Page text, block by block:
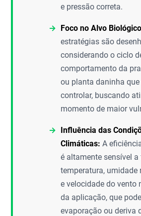
e pressão correta.
Foco no Alvo
estratégias são
considerando o ciclo
comportamento da
ou planta daninha que
controlar, buscando
momento de maior
Influência das
Climáticas: A
é altamente sensível
temperatura, umidade
e velocidade do vento
da aplicação, que
evaporação ou deriva